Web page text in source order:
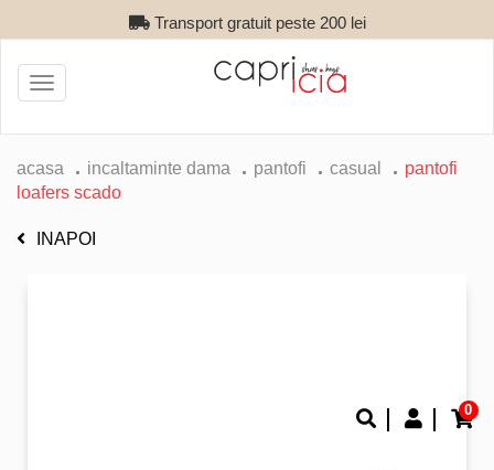
Transport gratuit peste 200 lei
0
Toggle
navigation
acasa incaltaminte dama pantofi casual
pantofi
loafers scado
INAPOI